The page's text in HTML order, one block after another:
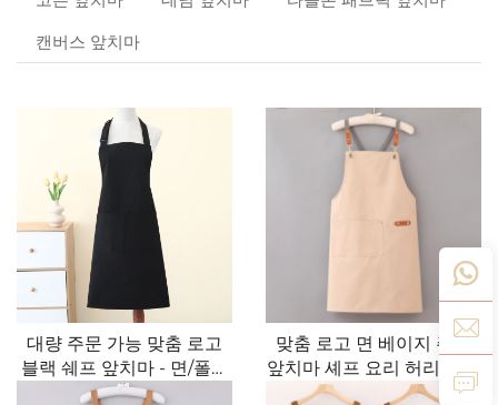
캔버스 앞치마
대량 주문 가능 맞춤 로고
블랙 쉐프 앞치마 - 면/폴리
에스터 혼방, 통기성과 냉각
맞춤 로고 면 베이지 주방
앞치마 셰프 요리 허리 앞치
마(카페·레스토랑용)